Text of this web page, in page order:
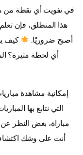
في تفويت أي نقطة من
هذا المنطلق، فإن
أصبح ضروريًا.
كيف
أي لحظة مثيرة؟
إمكانية مشاهدة
التي نتابع بها
مباراة، بغض النظر
أنت على وشك